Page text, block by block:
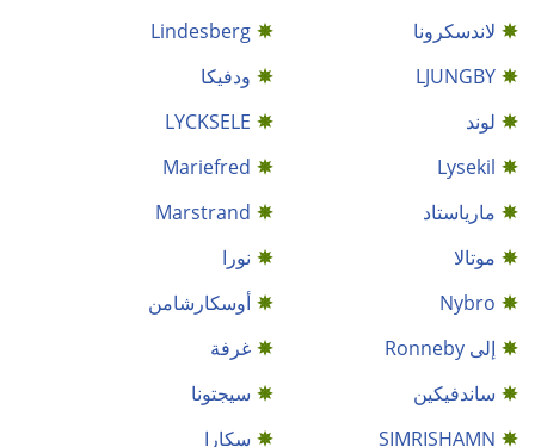
لاندسكرونا
Lindesberg
LJUNGBY
ودفيكا
لوند
LYCKSELE
Lysekil
Mariefred
مارياستاد
Marstrand
موتالا
نورا
Nybro
أوسكارشامن
إلى Ronneby
غرفة
ساندفيكين
سيجتونا
SIMRISHAMN
سكارا